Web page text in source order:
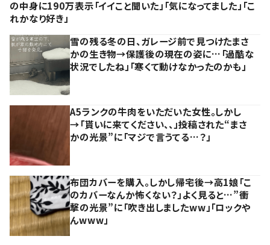
の中身に190万表示「イイこと聞いた」「気になってました」「こ
れかなり好き」
雪の残る冬の日、ガレージ前で見つけたまさ
かの生き物→保護後の現在の姿に…「過酷な
状況でしたね」「寒くて動けなかったのかも」
A5ランクの牛肉をいただいた女性。しかし
→「貰いに来てください、、」投稿された“まさ
かの光景”に「マジで言うてる…？」
布団カバーを購入。しかし帰宅後→高1娘「こ
のカバーなんか怖くない？」よく見ると…”衝
撃の光景”に「吹き出しましたww」「ロックや
んwww」